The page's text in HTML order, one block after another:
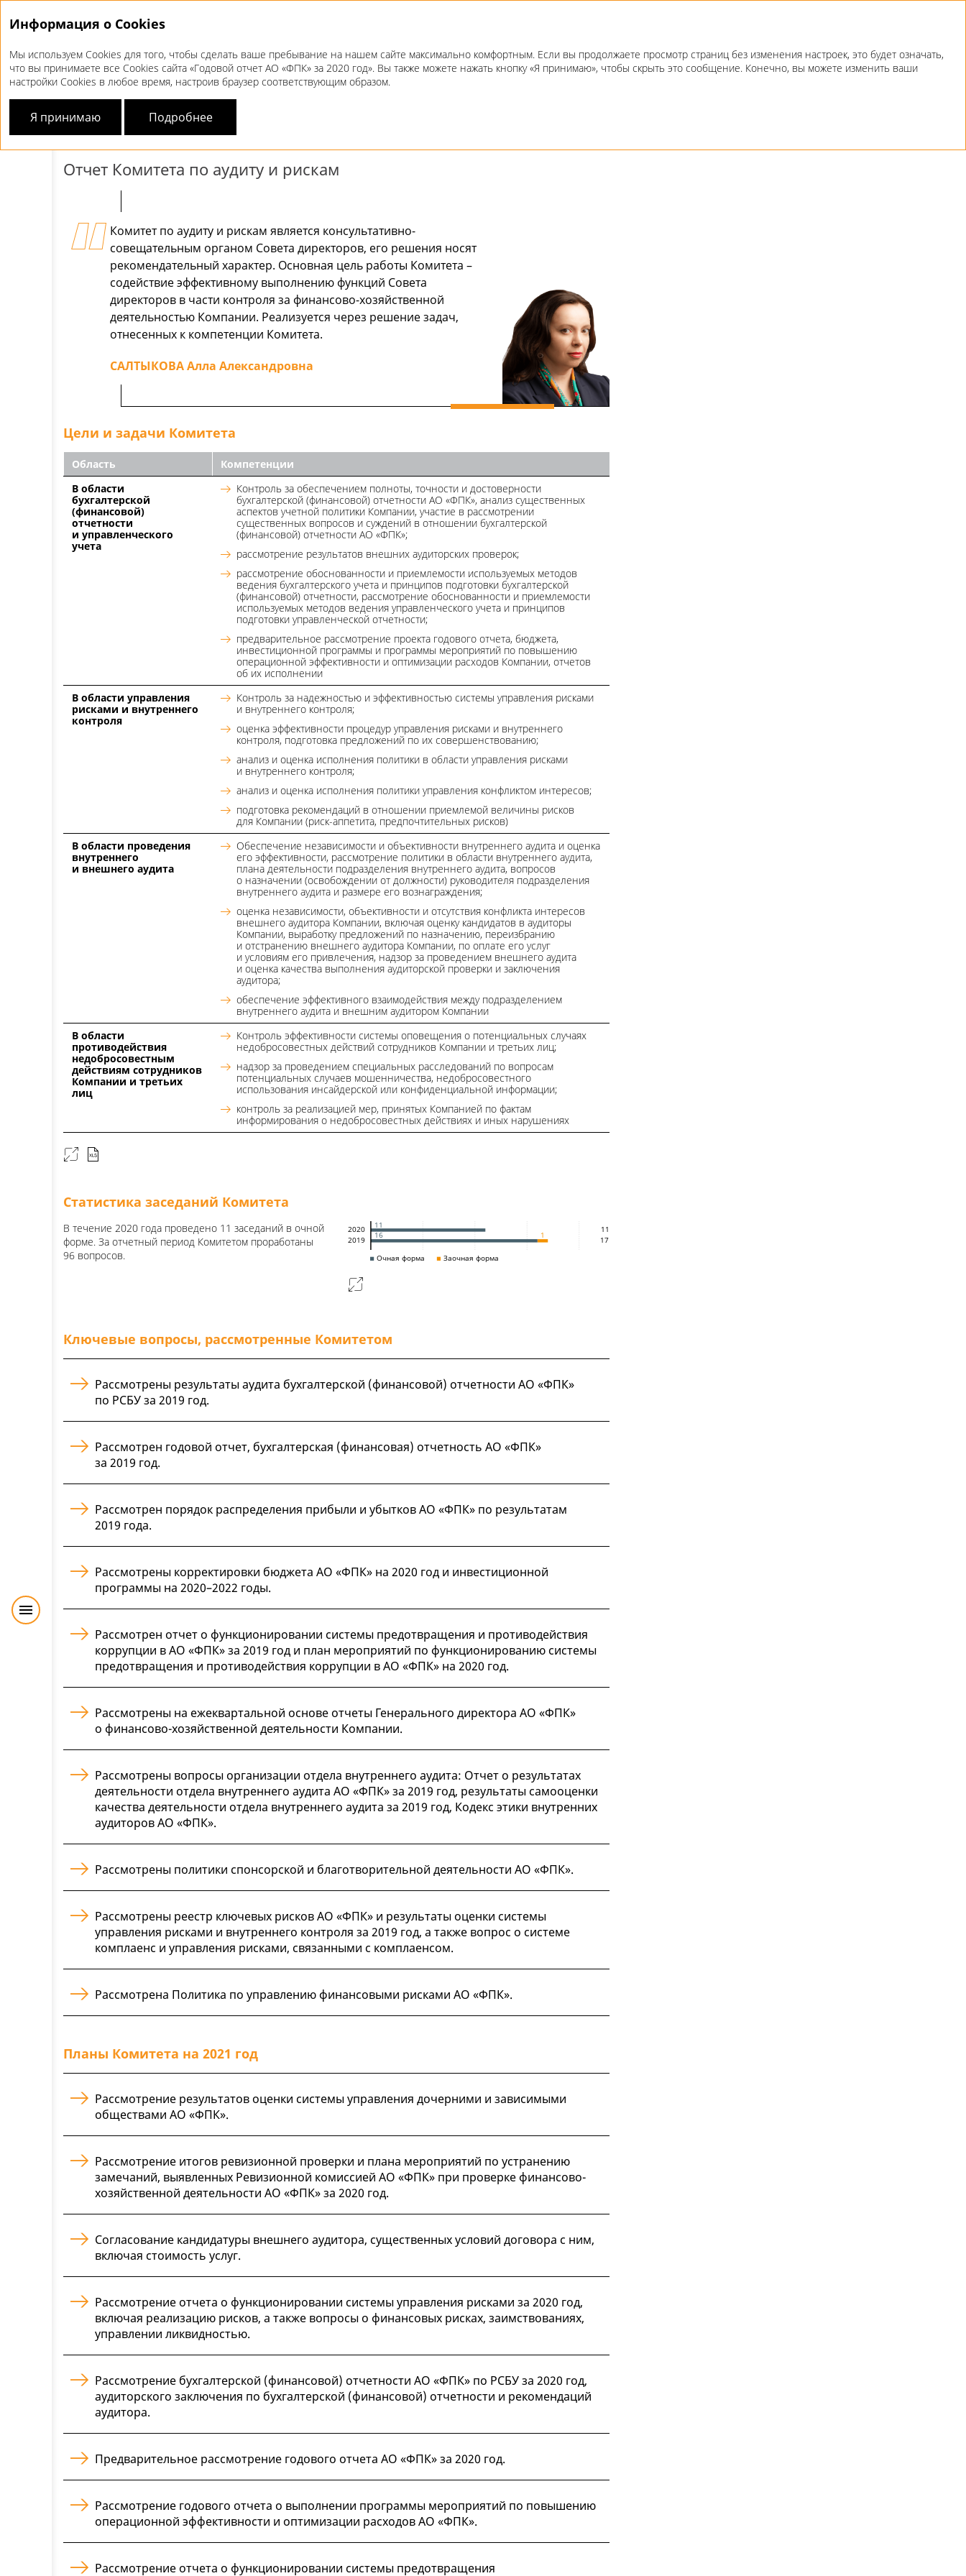
Корпоративное управление Комитеты Совета директоров
КОМИТЕТЫСОВЕТА ДИРЕКТОРОВ
Отчет Комитета по аудиту и рискам
Комитет по аудиту и рискам является консультативно-
совещательным органом Совета директоров, его решения носят
рекомендательный характер. Основная цель работы Комитета –
содействие эффективному выполнению функций Совета
директоров в части контроля за финансово-хозяйственной
деятельностью Компании. Реализуется через решение задач,
отнесенных к компетенции Комитета.
САЛТЫКОВА Алла Александровна
Цели и задачи Комитета
Область
Компетенции
В области
бухгалтерской
(финансовой)
отчетности
и управленческого
учета
Контроль за обеспечением полноты, точности и достоверности
бухгалтерской (финансовой) отчетности АО «ФПК», анализ существенных
аспектов учетной политики Компании, участие в рассмотрении
существенных вопросов и суждений в отношении бухгалтерской
(финансовой) отчетности АО «ФПК»;
рассмотрение результатов внешних аудиторских проверок;
рассмотрение обоснованности и приемлемости используемых методов
ведения бухгалтерского учета и принципов подготовки бухгалтерской
(финансовой) отчетности, рассмотрение обоснованности и приемлемости
используемых методов ведения управленческого учета и принципов
подготовки управленческой отчетности;
предварительное рассмотрение проекта годового отчета, бюджета,
инвестиционной программы и программы мероприятий по повышению
операционной эффективности и оптимизации расходов Компании, отчетов
об их исполнении
В области управления
рисками и внутреннего
контроля
Контроль за надежностью и эффективностью системы управления рисками
и внутреннего контроля;
оценка эффективности процедур управления рисками и внутреннего
контроля, подготовка предложений по их совершенствованию;
анализ и оценка исполнения политики в области управления рисками
и внутреннего контроля;
анализ и оценка исполнения политики управления конфликтом интересов;
подготовка рекомендаций в отношении приемлемой величины рисков
для Компании (риск-аппетита, предпочтительных рисков)
В области проведения
внутреннего
и внешнего аудита
Обеспечение независимости и объективности внутреннего аудита и оценка
его эффективности, рассмотрение политики в области внутреннего аудита,
плана деятельности подразделения внутреннего аудита, вопросов
о назначении (освобождении от должности) руководителя подразделения
внутреннего аудита и размере его вознаграждения;
оценка независимости, объективности и отсутствия конфликта интересов
внешнего аудитора Компании, включая оценку кандидатов в аудиторы
Компании, выработку предложений по назначению, переизбранию
и отстранению внешнего аудитора Компании, по оплате его услуг
и условиям его привлечения, надзор за проведением внешнего аудита
и оценка качества выполнения аудиторской проверки и заключения
аудитора;
обеспечение эффективного взаимодействия между подразделением
внутреннего аудита и внешним аудитором Компании
В области
противодействия
недобросовестным
действиям сотрудников
Компании и третьих
лиц
Контроль эффективности системы оповещения о потенциальных случаях
недобросовестных действий сотрудников Компании и третьих лиц;
надзор за проведением специальных расследований по вопросам
потенциальных случаев мошенничества, недобросовестного
использования инсайдерской или конфиденциальной информации;
контроль за реализацией мер, принятых Компанией по фактам
информирования о недобросовестных действиях и иных нарушениях
Статистика заседаний Комитета
В течение 2020 года проведено 11 заседаний в очной
форме. За отчетный период Комитетом проработаны
96 вопросов.
2019
2020 11
11
16
1 17
Очная форма Заочная форма
Ключевые вопросы, рассмотренные Комитетом
Рассмотрены результаты аудита бухгалтерской (финансовой) отчетности АО «ФПК»
по РСБУ за 2019 год.
Рассмотрен годовой отчет, бухгалтерская (финансовая) отчетность АО «ФПК»
за 2019 год.
Рассмотрен порядок распределения прибыли и убытков АО «ФПК» по результатам
2019 года.
Рассмотрены корректировки бюджета АО «ФПК» на 2020 год и инвестиционной
программы на 2020–2022 годы.
Рассмотрен отчет о функционировании системы предотвращения и противодействия
коррупции в АО «ФПК» за 2019 год и план мероприятий по функционированию системы
предотвращения и противодействия коррупции в АО «ФПК» на 2020 год.
Рассмотрены на ежеквартальной основе отчеты Генерального директора АО «ФПК»
о финансово-хозяйственной деятельности Компании.
Рассмотрены вопросы организации отдела внутреннего аудита: Отчет о результатах
деятельности отдела внутреннего аудита АО «ФПК» за 2019 год, результаты самооценки
качества деятельности отдела внутреннего аудита за 2019 год, Кодекс этики внутренних
аудиторов АО «ФПК».
Рассмотрены политики спонсорской и благотворительной деятельности АО «ФПК».
Рассмотрены реестр ключевых рисков АО «ФПК» и результаты оценки системы
управления рисками и внутреннего контроля за 2019 год, а также вопрос о системе
комплаенс и управления рисками, связанными с комплаенсом.
Рассмотрена Политика по управлению финансовыми рисками АО «ФПК».
Планы Комитета на 2021 год
Рассмотрение результатов оценки системы управления дочерними и зависимыми
обществами АО «ФПК».
Рассмотрение итогов ревизионной проверки и плана мероприятий по устранению
замечаний, выявленных Ревизионной комиссией АО «ФПК» при проверке финансово-
хозяйственной деятельности АО «ФПК» за 2020 год.
Согласование кандидатуры внешнего аудитора, существенных условий договора с ним,
включая стоимость услуг.
Рассмотрение отчета о функционировании системы управления рисками за 2020 год,
включая реализацию рисков, а также вопросы о финансовых рисках, заимствованиях,
управлении ликвидностью.
Рассмотрение бухгалтерской (финансовой) отчетности АО «ФПК» по РСБУ за 2020 год,
аудиторского заключения по бухгалтерской (финансовой) отчетности и рекомендаций
аудитора.
Предварительное рассмотрение годового отчета АО «ФПК» за 2020 год.
Рассмотрение годового отчета о выполнении программы мероприятий по повышению
операционной эффективности и оптимизации расходов АО «ФПК».
Рассмотрение отчета о функционировании системы предотвращения
Информация о Cookies
Мы используем Cookies для того, чтобы сделать ваше пребывание на нашем сайте максимально комфортным. Если вы продолжаете просмотр страниц без изменения настроек, это будет означать,
что вы принимаете все Cookies сайта «Годовой отчет АО «ФПК» за 2020 год». Вы также можете нажать кнопку «Я принимаю», чтобы скрыть это сообщение. Конечно, вы можете изменить ваши
настройки Cookies в любое время, настроив браузер соответствующим образом.
Я принимаю Подробнее